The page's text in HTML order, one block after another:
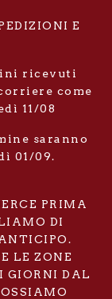
E
ricevuti
come
11/08
saranno
01/09.
PRIMA
DI
LE ZONE
GIORNI DAL